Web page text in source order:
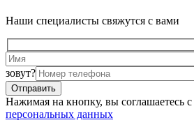
Наши специалисты свяжутся с вами
зовут?
Нажимая на кнопку, вы соглашаетесь с
персональных данных